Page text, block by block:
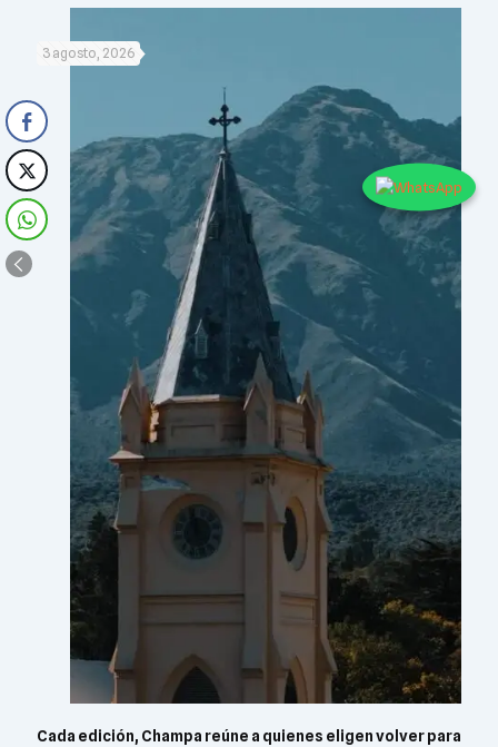
3 agosto, 2026
Cada edición, Champa reúne a quienes eligen volver para